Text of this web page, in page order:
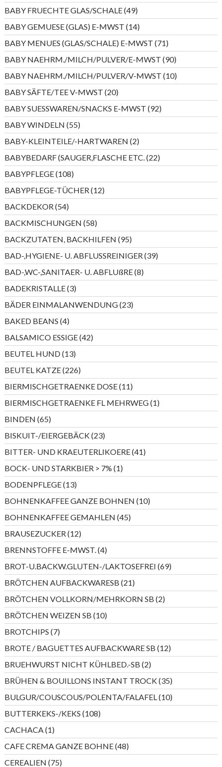
Produkte
BABY FRUECHTE GLAS/SCHALE 4949
Produkte
BABY GEMUESE (GLAS) E-MWST 1414
Produkte
BABY MENUES (GLAS/SCHALE) E-MWST 7171
Produkte
BABY NAEHRM./MILCH/PULVER/E-MWST 9090
Produkte
BABY NAEHRM./MILCH/PULVER/V-MWST 1010
Produkte
BABY SÄFTE/TEE V-MWST 2020
Produkte
BABY SUESSWAREN/SNACKS E-MWST 9292
Produkte
BABY WINDELN 5555
Produkte
BABY-KLEINTEILE/-HARTWAREN 22
Produkte
BABYBEDARF (SAUGER,FLASCHE ETC. 2222
Produkte
BABYPFLEGE 108108
Produkte
BABYPFLEGE-TÜCHER 1212
Produkte
BACKDEKOR 5454
Produkte
BACKMISCHUNGEN 5858
Produkte
BACKZUTATEN, BACKHILFEN 9595
Produkte
BAD-,HYGIENE- U. ABFLUSSREINIGER 3939
Produkte
BAD-,WC-,SANITAER- U. ABFLUßRE 88
Produkte
BADEKRISTALLE 33
Produkte
BÄDER EINMALANWENDUNG 2323
Produkte
BAKED BEANS 44
Produkte
BALSAMICO ESSIGE 4242
Produkte
BEUTEL HUND 1313
Produkte
BEUTEL KATZE 226226
Produkte
BIERMISCHGETRAENKE DOSE 1111
Produkte
BIERMISCHGETRAENKE FL MEHRWEG 11
Produkt
BINDEN 6565
Produkte
BISKUIT-/EIERGEBÄCK 2323
Produkte
BITTER- UND KRAEUTERLIKOERE 4141
Produkte
BOCK- UND STARKBIER > 7% 11
Produkt
BODENPFLEGE 1313
Produkte
BOHNENKAFFEE GANZE BOHNEN 1010
Produkte
BOHNENKAFFEE GEMAHLEN 4545
Produkte
BRAUSEZUCKER 1212
Produkte
BRENNSTOFFE E-MWST. 44
Produkte
BROT-U.BACKW.GLUTEN-/LAKTOSEFREI 6969
Produkte
BRÖTCHEN AUFBACKWARESB 2121
Produkte
BRÖTCHEN VOLLKORN/MEHRKORN SB 22
Produkte
BRÖTCHEN WEIZEN SB 1010
Produkte
BROTCHIPS 77
Produkte
BROTE / BAGUETTES AUFBACKWARE SB 1212
Produkte
BRUEHWURST NICHT KÜHLBED.-SB 22
Produkte
BRÜHEN & BOUILLONS INSTANT TROCK 3535
Produkte
BULGUR/COUSCOUS/POLENTA/FALAFEL 1010
Produkte
BUTTERKEKS-/KEKS 108108
Produkte
CACHACA 11
Produkt
CAFE CREMA GANZE BOHNE 4848
Produkte
CEREALIEN 7575